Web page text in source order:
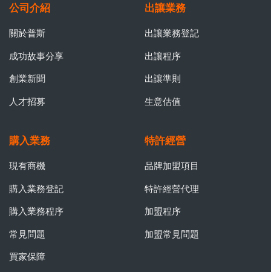
公司介紹
關於普斯
成功故事分享
創業新聞
人才招募
出讓業務
出讓業務登記
出讓程序
出讓準則
生意估值
購入業務
現有商機
購入業務登記
購入業務程序
常見問題
買家保障
特許經營
品牌加盟項目
特許經營代理
加盟程序
加盟常見問題